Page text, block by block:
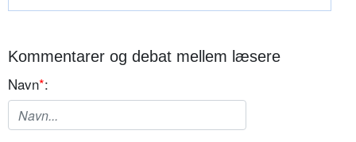
Kommentarer og debat mellem læsere
Navn*: